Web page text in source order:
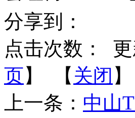
分享到：
点击次数：
页】 【 关闭 】
上一条： 中山